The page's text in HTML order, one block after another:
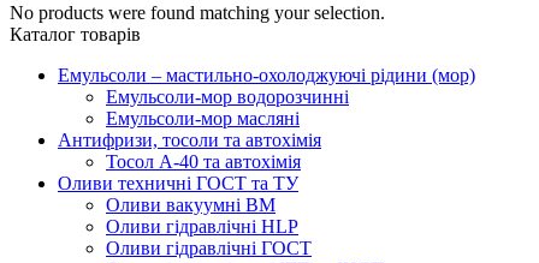
No products were found matching your selection.
Каталог товарів
Емульсоли – мастильно-охолоджуючі рідини (мор)
Емульсоли-мор водорозчинні
Емульсоли-мор масляні
Антифризи, тосоли та автохімія
Тосол А-40 та автохімія
Оливи техничні ГОСТ та ТУ
Оливи вакуумні ВМ
Оливи гідравлічні HLP
Оливи гідравлічні ГОСТ